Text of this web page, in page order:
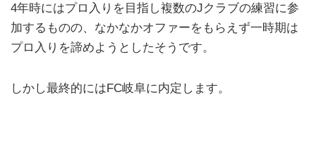
4年時にはプロ入りを目指し複数のJクラブの練習に参
加するものの、なかなかオファーをもらえず一時期は
プロ入りを諦めようとしたそうです。
しかし最終的にはFC岐阜に内定します。